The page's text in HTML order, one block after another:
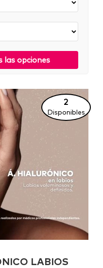
las opciones
2
Disponibles
LABIOS